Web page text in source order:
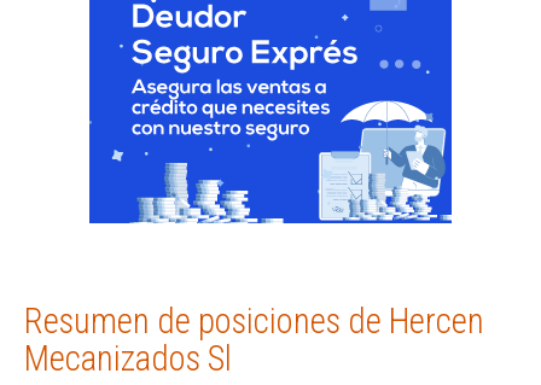
Resumen de posiciones de Hercen
Mecanizados Sl